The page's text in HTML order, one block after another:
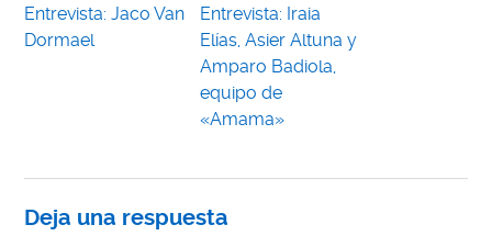
Entrevista: Jaco Van
Dormael
Entrevista: Iraia
Elías, Asier Altuna y
Amparo Badiola,
equipo de
«Amama»
Deja una respuesta